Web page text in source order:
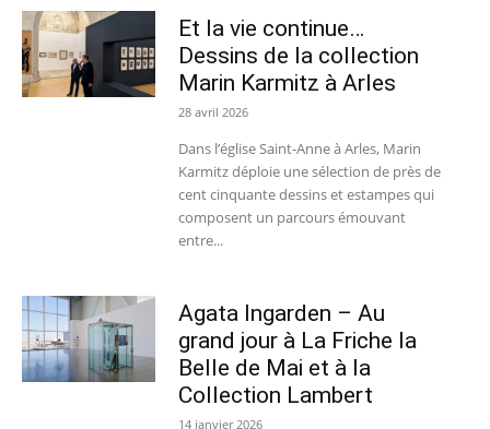
Et la vie continue…
Dessins de la collection
Marin Karmitz à Arles
28 avril 2026
Dans l’église Saint-Anne à Arles, Marin
Karmitz déploie une sélection de près de
cent cinquante dessins et estampes qui
composent un parcours émouvant
entre...
Agata Ingarden – Au
grand jour à La Friche la
Belle de Mai et à la
Collection Lambert
14 janvier 2026